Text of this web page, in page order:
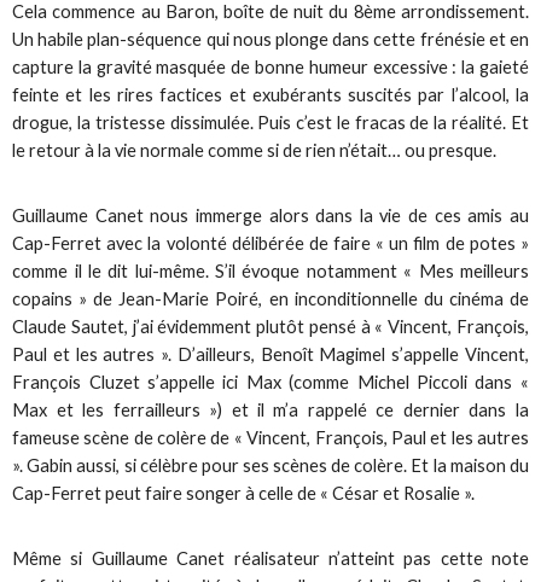
Cela commence au Baron, boîte de nuit du 8ème arrondissement.
Un habile plan-séquence qui nous plonge dans cette frénésie et en
capture la gravité masquée de bonne humeur excessive : la gaieté
feinte et les rires factices et exubérants suscités par l’alcool, la
drogue, la tristesse dissimulée. Puis c’est le fracas de la réalité. Et
le retour à la vie normale comme si de rien n’était… ou presque.
Guillaume Canet nous immerge alors dans la vie de ces amis au
Cap-Ferret avec la volonté délibérée de faire « un film de potes »
comme il le dit lui-même. S’il évoque notamment « Mes meilleurs
copains » de Jean-Marie Poiré, en inconditionnelle du cinéma de
Claude Sautet, j’ai évidemment plutôt pensé à « Vincent, François,
Paul et les autres ». D’ailleurs, Benoît Magimel s’appelle Vincent,
François Cluzet s’appelle ici Max (comme Michel Piccoli dans «
Max et les ferrailleurs ») et il m’a rappelé ce dernier dans la
fameuse scène de colère de « Vincent, François, Paul et les autres
». Gabin aussi, si célèbre pour ses scènes de colère. Et la maison du
Cap-Ferret peut faire songer à celle de « César et Rosalie ».
Même si Guillaume Canet réalisateur n’atteint pas cette note